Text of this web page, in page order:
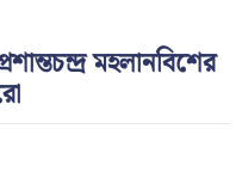
মহলানবিশের